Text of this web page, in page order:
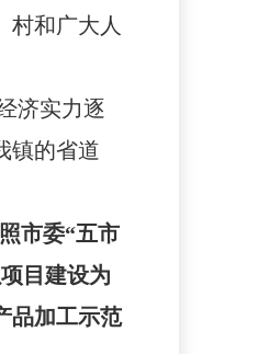
村和广大人
济实力逐
镇的省道
市委“五市
目建设为
品加工示范